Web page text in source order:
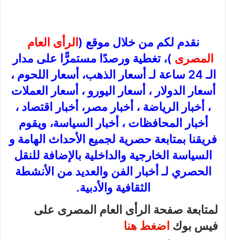
نقدم لكم من خلال موقع ( الرأى العام
المصرى )، تغطية ورصدًا مستمرًّا على مدار
الـ 24 ساعة لـ أسعار الذهب، أسعار اللحوم ،
أسعار الدولار ، أسعار اليورو ، أسعار العملات
، أخبار الرياضة ، أخبار مصر، أخبار اقتصاد ،
أخبار المحافظات ، أخبار السياسة، ويقوم
فريقنا بمتابعة حصرية لجميع الأحداث الهامة و
السياسة الخارجية والداخلية بالإضافة للنقل
الحصري لـ أخبار الفن والعديد من الأنشطة
الثقافية والأدبية.
لمتابعة صفحة الرأى العام المصرى على
فيس بوك اضغط هنا